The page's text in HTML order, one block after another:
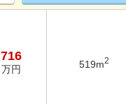
716
万円 519m2